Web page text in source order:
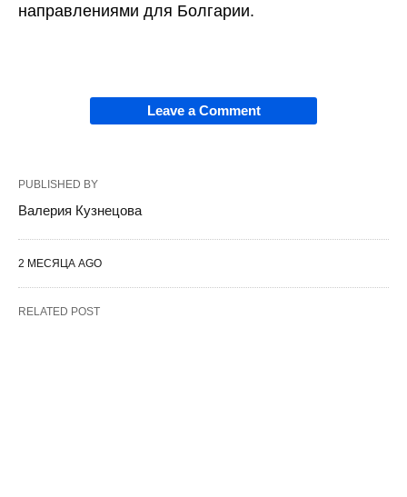
направлениями для Болгарии.
Leave a Comment
PUBLISHED BY
Валерия Кузнецова
2 МЕСЯЦА AGO
RELATED POST